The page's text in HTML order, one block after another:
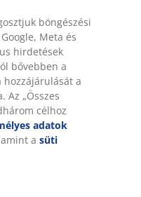
böngészési
Meta és
hirdetések
bővebben a
hozzájárulását a
Az „Összes
célhoz
adatok
a süti